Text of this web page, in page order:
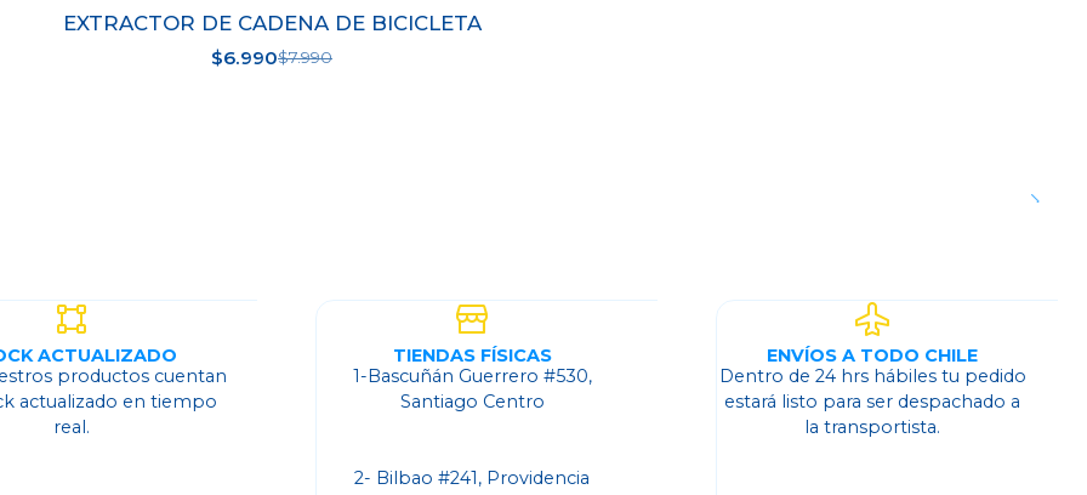
EXTRACTOR DE CADENA DE BICICLETA
$6.990$7.990
ACTUALIZADO
productos cuentan
actualizado en tiempo
real.
TIENDAS FÍSICAS
1-Bascuñán Guerrero #530,
Santiago Centro
2- Bilbao #241, Providencia
ENVÍOS A TODO CHILE
Dentro de 24 hrs hábiles tu pedido
estará listo para ser despachado a
la transportista.